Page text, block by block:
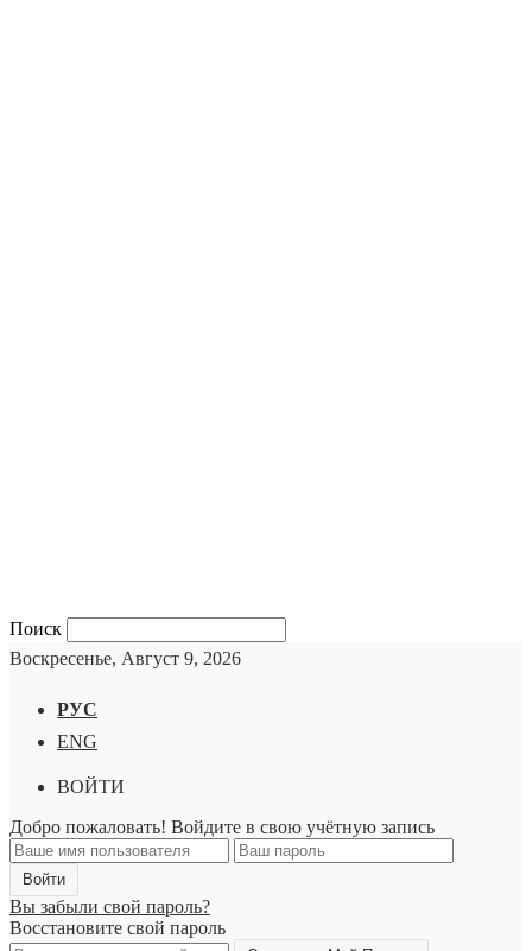
Поиск
Воскресенье, Август 9, 2026
РУС
ENG
ВОЙТИ
Добро пожаловать! Войдите в свою учётную запись
Вы забыли свой пароль?
Восстановите свой пароль